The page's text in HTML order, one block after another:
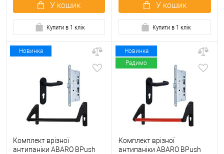
У кошик
Купити в 1 клік
У кошик
Купити в 1 клік
Новинка
Комплект врізної
антипаніки ABARO BPush
Новинка
Радимо
Комплект врізної
антипаніки ABARO BPush